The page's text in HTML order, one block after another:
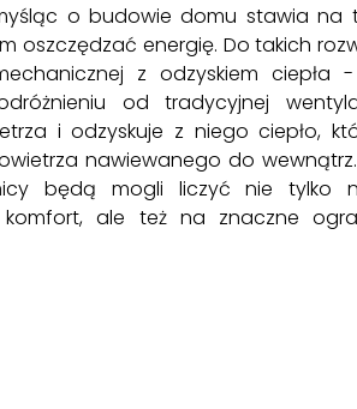
o budowie domu stawia na
oszczędzać energię. Do takich
z odzyskiem ciepła -
od tradycyjnej
i odzyskuje z niego ciepło,
nawiewanego do
będą mogli liczyć nie tylko
ale też na znaczne